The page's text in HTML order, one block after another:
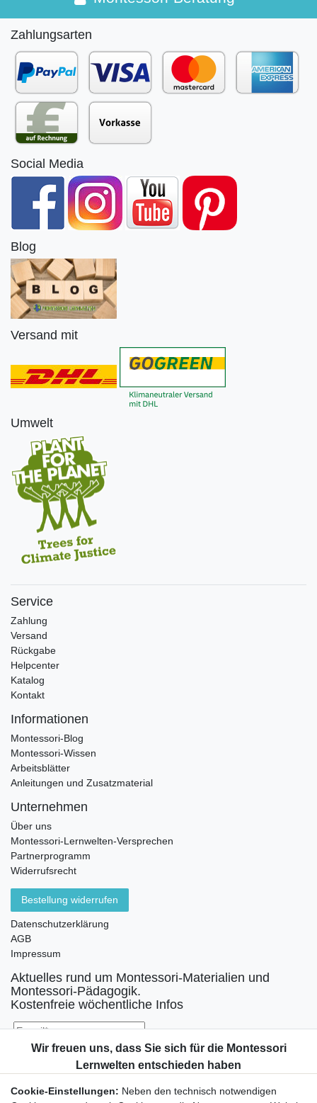
Zahlungsarten
Social Media
Blog
Versand mit
Umwelt
Service
Zahlung
Versand
Rückgabe
Helpcenter
Katalog
Kontakt
Informationen
Montessori-Blog
Montessori-Wissen
Arbeitsblätter
Anleitungen und Zusatzmaterial
Unternehmen
Über uns
Montessori-Lernwelten-Versprechen
Partnerprogramm
Widerrufsrecht
Bestellung widerrufen
Datenschutzerklärung
AGB
Impressum
Aktuelles rund um Montessori-Materialien und
Montessori-Pädagogik.
Kostenfreie wöchentliche Infos
Hiermit bestätige ich, dass ich dieDaten­schutz­erklärunggelesen habe. Sie
können den Newsletter jederzeit kostenlos abbestellen.
Abonnieren
Cookie-Einstellungen: Neben den technisch notwendigen